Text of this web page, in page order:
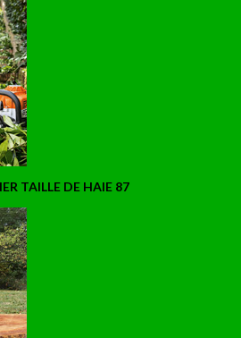
TAILLE DE HAIE 87